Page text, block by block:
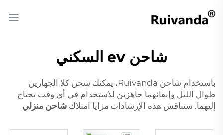
شاحن ev السكني
باستخدام شاحن Ruivanda، يمكنك شحن كلا الجهازين
طوال الليل وإبقائهما جاهزين للاستخدام في أي وقت تحتاج
إليهما. ستناقش هذه الإرشادات مزايا امتلاك شاحن منزلي